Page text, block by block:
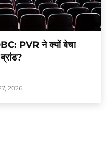
PVR ने क्यों बेचा
2026